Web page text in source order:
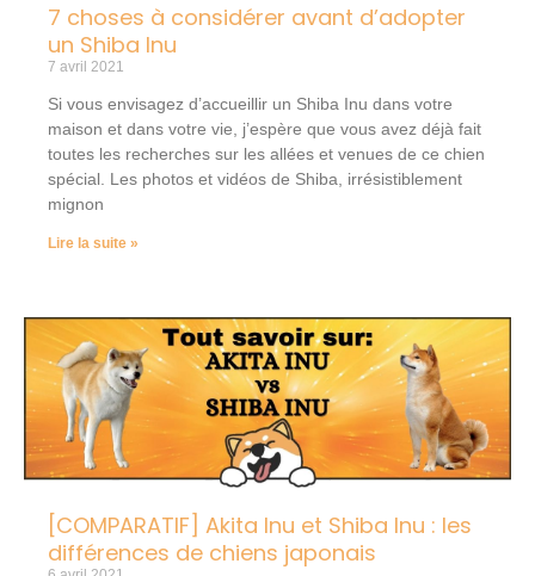
7 choses à considérer avant d’adopter
un Shiba Inu
7 avril 2021
Si vous envisagez d’accueillir un Shiba Inu dans votre
maison et dans votre vie, j’espère que vous avez déjà fait
toutes les recherches sur les allées et venues de ce chien
spécial. Les photos et vidéos de Shiba, irrésistiblement
mignon
Lire la suite »
[COMPARATIF] Akita Inu et Shiba Inu : les
différences de chiens japonais